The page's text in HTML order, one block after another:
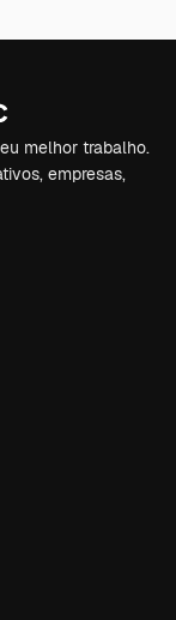
melhor trabalho.
empresas,